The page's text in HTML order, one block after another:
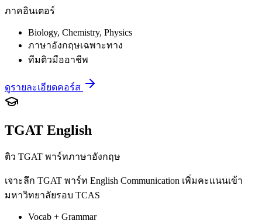
ภาคอินเตอร์
Biology, Chemistry, Physics
ภาษาอังกฤษเฉพาะทาง
ทีมติวมืออาชีพ
ดูรายละเอียดคอร์ส
TGAT English
ติว TGAT พาร์ทภาษาอังกฤษ
เจาะลึก TGAT พาร์ท English Communication เพิ่มคะแนนเข้า
มหาวิทยาลัยรอบ TCAS
Vocab + Grammar